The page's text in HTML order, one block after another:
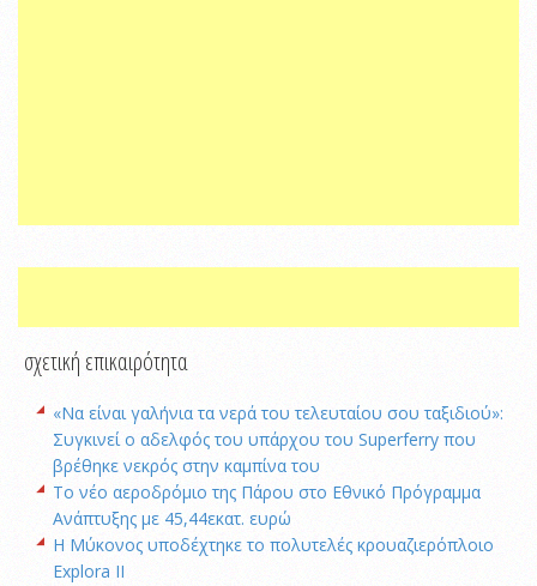
σχετική επικαιρότητα
«Να είναι γαλήνια τα νερά του τελευταίου σου ταξιδιού»:
Συγκινεί ο αδελφός του υπάρχου του Superferry που
βρέθηκε νεκρός στην καμπίνα του
Το νέο αεροδρόμιο της Πάρου στο Εθνικό Πρόγραμμα
Ανάπτυξης με 45,44εκατ. ευρώ
Η Μύκονος υποδέχτηκε το πολυτελές κρουαζιερόπλοιο
Explora II